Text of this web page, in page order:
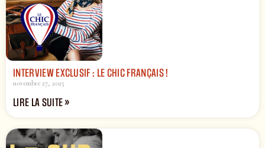
INTERVIEW EXCLUSIF : LE CHIC FRANÇAIS !
novembre 27, 2025
LIRE LA SUITE »